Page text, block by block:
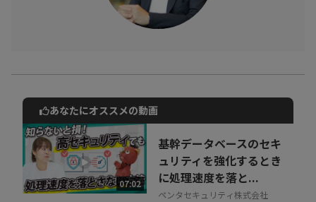
動画でご紹介しているサービスについて
お気軽にご相談・ご質問いただけます！
30秒でお申し込み可能
相談を希望する 無料
あなたにオススメの動画
07:02
基幹データベースのセキ
ュリティを強化するとき
に処理速度を落と...
ペンタセキュリティ株式会社